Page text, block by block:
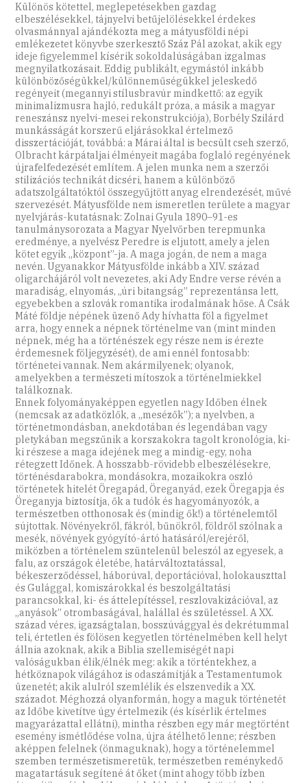
Különös kötettel, meglepetésekben gazdag
elbeszélésekkel, tájnyelvi betűjelölésekkel érdekes
olvasmánnyal ajándékozta meg a mátyusföldi népi
emlékezetet könyvbe szerkesztő Száz Pál azokat, akik egy
ideje figyelemmel kísérik sokoldalúságában izgalmas
megnyilatkozásait. Eddig publikált, egymástól inkább
különbözőségükkel/különneműségükkel jeleskedő
regényeit (megannyi stílusbravúr mindkettő: az egyik
minimalizmusra hajló, redukált próza, a másik a magyar
reneszánsz nyelvi-mesei rekonstrukciója), Borbély Szilárd
munkásságát korszerű eljárásokkal értelmező
disszertációját, továbbá: a Márai által is becsült cseh szerző,
Olbracht kárpátaljai élményeit magába foglaló regényének
újrafelfedezését említem. A jelen munka nem a szerzői
stilizációs technikát dicséri, hanem a különböző
adatszolgáltatóktól összegyűjtött anyag elrendezését, művé
szervezését. Mátyusfölde nem ismeretlen területe a magyar
nyelvjárás-kutatásnak: Zolnai Gyula 1890–91-es
tanulmánysorozata a Magyar Nyelvőrben terepmunka
eredménye, a nyelvész Peredre is eljutott, amely a jelen
kötet egyik „központ”-ja. A maga jogán, de nem a maga
nevén. Ugyanakkor Mátyusfölde inkább a XIV. század
oligarchájáról volt nevezetes, aki Ady Endre verse révén a
maradiság, elnyomás, „úri bitangság” reprezentánsa lett,
egyebekben a szlovák romantika irodalmának hőse. A Csák
Máté földje népének üzenő Ady hívhatta föl a figyelmet
arra, hogy ennek a népnek történelme van (mint minden
népnek, még ha a történészek egy része nem is érezte
érdemesnek följegyzését), de ami ennél fontosabb:
történetei vannak. Nem akármilyenek; olyanok,
amelyekben a természeti mítoszok a történelmiekkel
találkoznak.
Ennek folyományaképpen egyetlen nagy Időben élnek
(nemcsak az adatközlők, a „mesézők”); a nyelvben, a
történetmondásban, anekdotában és legendában vagy
pletykában megszűnik a korszakokra tagolt kronológia, ki-
ki részese a maga idejének meg a mindig-egy, noha
rétegzett Időnek. A hosszabb-rövidebb elbeszélésekre,
történésdarabokra, mondásokra, mozaikokra oszló
történetek hitelét Öregapád, Öreganyád, ezek Öregapja és
Öreganyja biztosítja, ők a tudók és hagyományozók, a
természetben otthonosak és (mindig ők!) a történelemtől
sújtottak. Növényekről, fákról, bűnökről, földről szólnak a
mesék, növények gyógyító-ártó hatásáról/erejéről,
miközben a történelem szüntelenül beleszól az egyesek, a
falu, az országok életébe, határváltoztatással,
békeszerződéssel, háborúval, deportációval, holokauszttal
és Gulággal, komiszárokkal és beszolgáltatási
parancsokkal, ki- és áttelepítéssel, reszlovakizációval, az
„anyások” otrombaságával, halállal és születéssel. A XX.
század véres, igazságtalan, bosszúvággyal és dekrétummal
teli, értetlen és fölösen kegyetlen történelmében kell helyt
állnia azoknak, akik a Biblia szellemiségét napi
valóságukban élik/élnék meg: akik a történtekhez, a
hétköznapok világához is odaszámítják a Testamentumok
üzenetét; akik alulról szemlélik és elszenvedik a XX.
századot. Méghozzá olyanformán, hogy a maguk történetét
az Időbe kivetítve úgy értelmezik (és kísérlik értelmes
magyarázattal ellátni), mintha részben egy már megtörtént
esemény ismétlődése volna, újra átélhető lenne; részben
aképpen felelnek (önmaguknak), hogy a történelemmel
szemben természetismeretük, természetben reménykedő
magatartásuk segítené át őket (mint ahogy több ízben